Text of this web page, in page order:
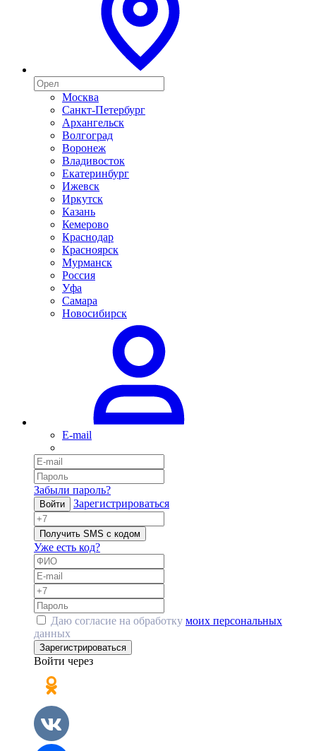
Москва
Санкт-Петербург
Архангельск
Волгоград
Воронеж
Владивосток
Екатеринбург
Ижевск
Иркутск
Казань
Кемерово
Краснодар
Красноярск
Мурманск
Россия
Уфа
Самара
Новосибирск
E-mail
Забыли пароль?
Войти Зарегистрироваться
Получить SMS с кодом
Уже есть код?
Даю согласие на обработку моих персональных
данных
Зарегистрироваться
Войти через